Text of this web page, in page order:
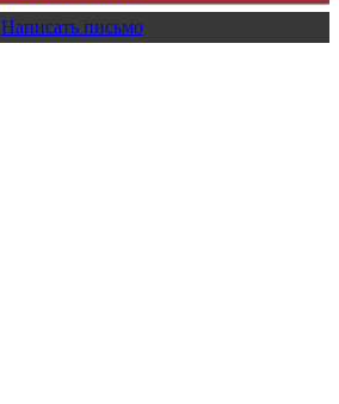
Написать письмо